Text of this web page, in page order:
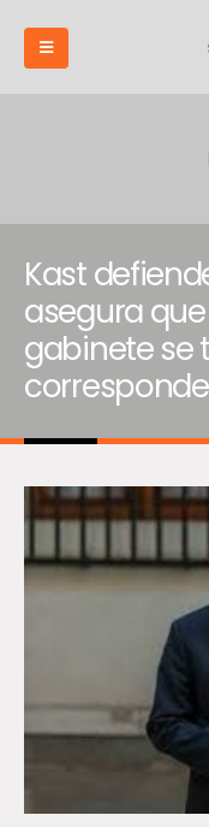
Kast
asegura
gabinete se